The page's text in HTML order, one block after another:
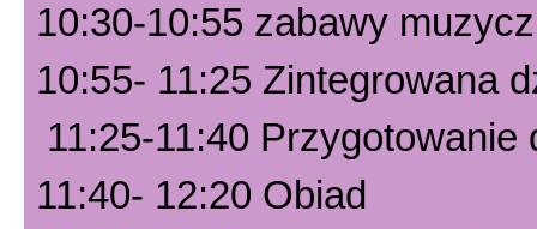
10:30-10:55 zabawy
10:55- 11:25 Zintegrowana
11:25-11:40
11:40- 12:20 Obiad